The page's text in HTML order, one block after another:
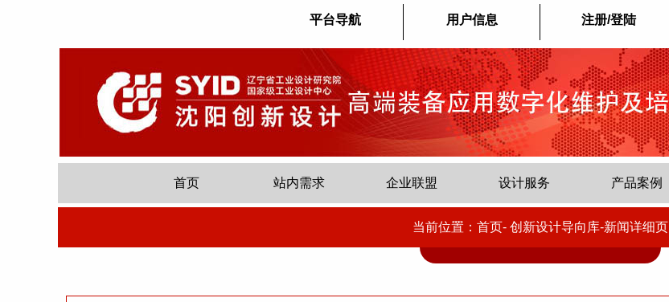
平台导航 用户信息 注册/登陆
首页 站内需求 企业联盟 设计服务 产品案例
当前位置：首页- 创新设计导向库-新闻详细页